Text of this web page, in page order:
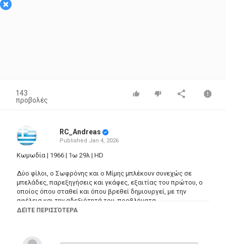
×
143
προβολές
RC_Andreas
Published Jan 4, 2026
Κωμωδία | 1966 | 1ω 29λ | HD
Δύο φίλοι, ο Σωφρόνης και ο Μίμης μπλέκουν συνεχώς σε
μπελάδες, παρεξηγήσεις και γκάφες, εξαιτίας του πρώτου, ο
οποίος όπου σταθεί και όπου βρεθεί δημιουργεί, με την
αφέλεια και την αδεξιότητά του, προβλήματα.
Κεδράκας , Ρένα Γαλάνη , Γιώργος Βελέντζας , Αθηνά Μερτύρη ,
ΔΕΊΤΕ ΠΕΡΙΣΣΌΤΕΡΑ